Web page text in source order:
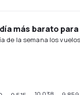
más barato
de la semana los